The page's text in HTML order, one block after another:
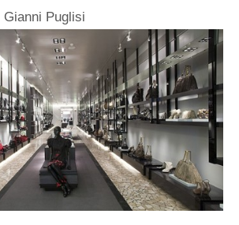
Gianni Puglisi